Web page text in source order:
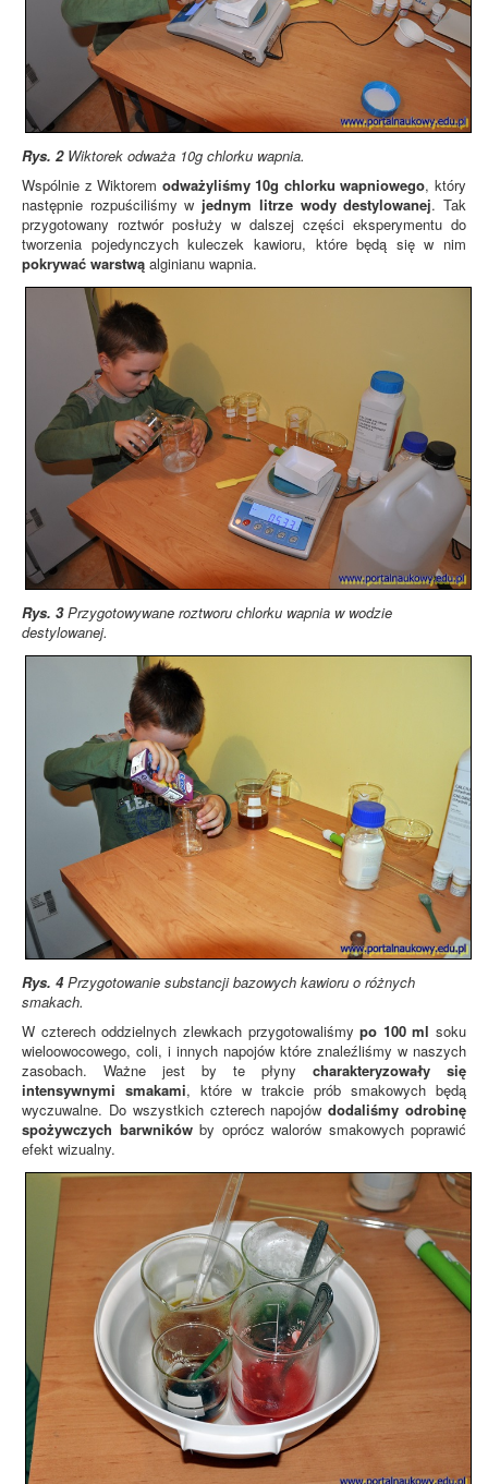
Rys. 2Wiktorek odważa 10g chlorku wapnia.
Wspólnie z Wiktorem odważyliśmy 10g chlorku wapniowego, który
następnie rozpuściliśmy w jednym litrze wody destylowanej. Tak
przygotowany roztwór posłuży w dalszej części eksperymentu do
tworzenia pojedynczych kuleczek kawioru, które będą się w nim
pokrywać warstwą alginianu wapnia.
Rys. 3Przygotowywane roztworu chlorku wapnia w wodzie
destylowanej.
Rys. 4Przygotowanie substancji bazowych kawioru o różnych
smakach.
W czterech oddzielnych zlewkach przygotowaliśmypo 100 ml soku
wieloowocowego, coli, i innych napojów które znaleźliśmy w naszych
zasobach. Ważne jest by te płyny charakteryzowały się
intensywnymi smakami, które w trakcie prób smakowych będą
wyczuwalne. Do wszystkich czterech napojówdodaliśmy odrobinę
spożywczych barwnikówby oprócz walorów smakowych poprawić
efekt wizualny.